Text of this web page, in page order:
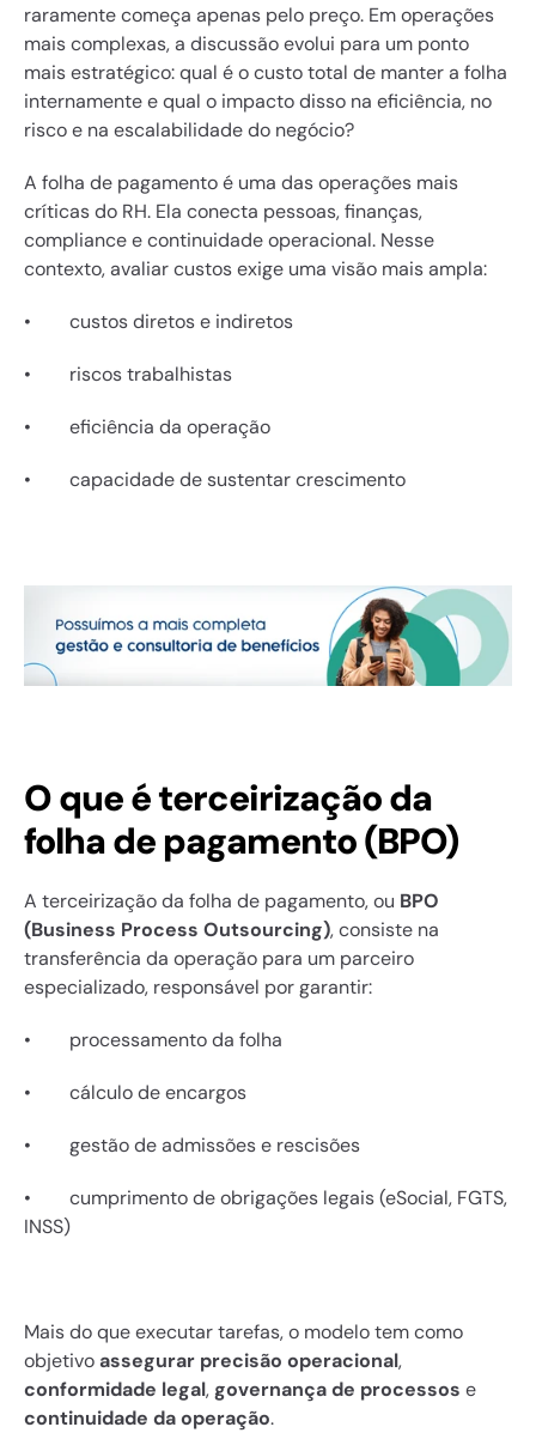
raramente começa apenas pelo preço. Em operações
mais complexas, a discussão evolui para um ponto
mais estratégico: qual é o custo total de manter a folha
internamente e qual o impacto disso na eficiência, no
risco e na escalabilidade do negócio?
A folha de pagamento é uma das operações mais
críticas do RH. Ela conecta pessoas, finanças,
compliance e continuidade operacional. Nesse
contexto, avaliar custos exige uma visão mais ampla:
•        custos diretos e indiretos
•        riscos trabalhistas
•        eficiência da operação
•        capacidade de sustentar crescimento
O que é terceirização da
folha de pagamento (BPO)
A terceirização da folha de pagamento, ou BPO
(Business Process Outsourcing), consiste na
transferência da operação para um parceiro
especializado, responsável por garantir:
•        processamento da folha
•        cálculo de encargos
•        gestão de admissões e rescisões
•        cumprimento de obrigações legais (eSocial, FGTS,
INSS)
Mais do que executar tarefas, o modelo tem como
objetivo assegurar precisão operacional
conformidade legal, governança de processos
continuidade da operação.